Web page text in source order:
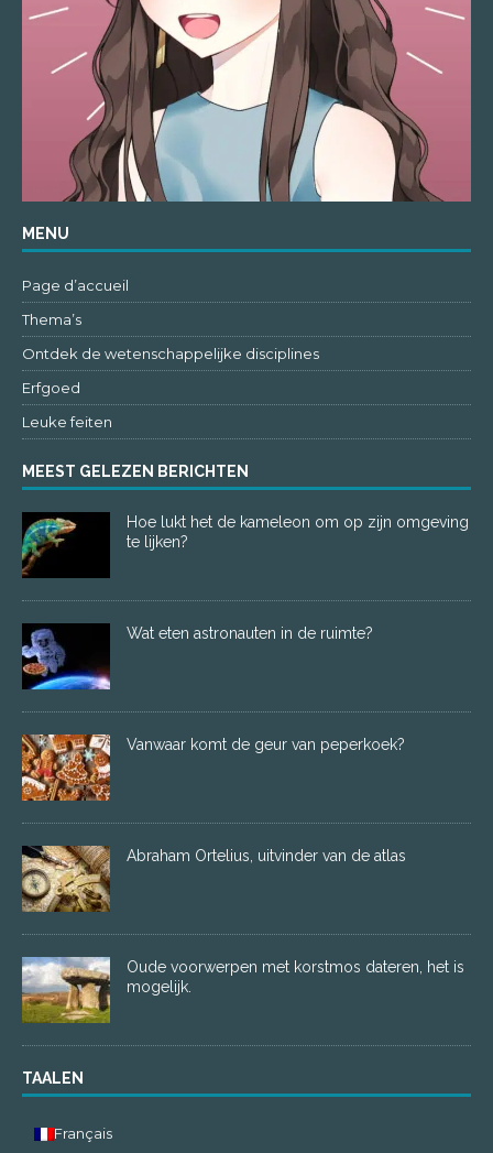
MENU
Page d’accueil
Thema’s
Ontdek de wetenschappelijke disciplines
Erfgoed
Leuke feiten
MEEST GELEZEN BERICHTEN
Hoe lukt het de kameleon om op zijn omgeving
te lijken?
Wat eten astronauten in de ruimte?
Vanwaar komt de geur van peperkoek?
Abraham Ortelius, uitvinder van de atlas
Oude voorwerpen met korstmos dateren, het is
mogelijk.
TAALEN
Français